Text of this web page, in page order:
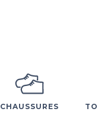
CHAUSSURES